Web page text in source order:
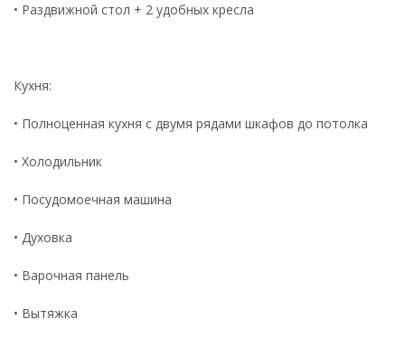
• Раздвижной стол + 2 удобных кресла
Кухня:
• Полноценная кухня с двумя рядами шкафов до потолка
• Холодильник
• Посудомоечная машина
• Духовка
• Варочная панель
• Вытяжка